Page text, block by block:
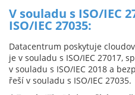
V souladu s ISO/IEC
ISO/IEC 27035:
Datacentrum poskytuje
je v souladu s ISO/IEC 27017,
v souladu s ISO/IEC 2018 a
řeší v souladu s ISO/IEC 27035.